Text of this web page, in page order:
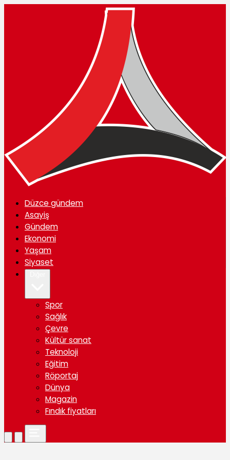
Düzce gündem
Asayiş
Gündem
Ekonomi
Yaşam
Siyaset
Spor
Sağlık
Çevre
Kültür sanat
Teknoloji
Eğitim
Röportaj
Dünya
Magazin
Fındık fiyatları